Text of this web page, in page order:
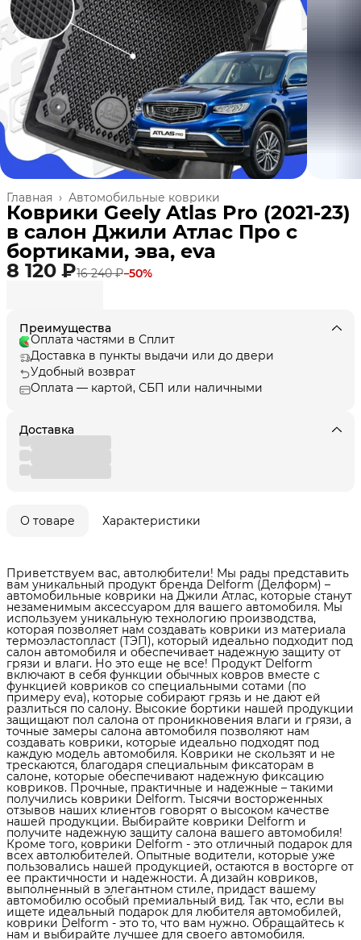
Автомобильные коврики
Главная ›
Коврики Geely Atlas Pro (2021-23)
в салон Джили Атлас Про с
бортиками, эва, eva
8 120 ₽16 240 ₽−50%
Преимущества
Оплата частями в Сплит
Доставка в пункты выдачи или до двери
Удобный возврат
Оплата — картой, СБП или наличными
Доставка
О товаре Характеристики
Приветствуем вас, автолюбители! Мы рады представить
вам уникальный продукт бренда Delform (Делформ) –
автомобильные коврики на Джили Атлас, которые станут
незаменимым аксессуаром для вашего автомобиля. Мы
используем уникальную технологию производства,
которая позволяет нам создавать коврики из материала
термоэластопласт (ТЭП), который идеально подходит под
салон автомобиля и обеспечивает надежную защиту от
грязи и влаги. Но это еще не все! Продукт Delform
включают в себя функции обычных ковров вместе с
функцией ковриков со специальными сотами (по
примеру eva), которые собирают грязь и не дают ей
разлиться по салону. Высокие бортики нашей продукции
защищают пол салона от проникновения влаги и грязи, а
точные замеры салона автомобиля позволяют нам
создавать коврики, которые идеально подходят под
каждую модель автомобиля. Коврики не скользят и не
трескаются, благодаря специальным фиксаторам в
салоне, которые обеспечивают надежную фиксацию
ковриков. Прочные, практичные и надежные – такими
получились коврики Delform. Тысячи восторженных
отзывов наших клиентов говорят о высоком качестве
нашей продукции. Выбирайте коврики Delform и
получите надежную защиту салона вашего автомобиля!
Кроме того, коврики Delform - это отличный подарок для
всех автолюбителей. Опытные водители, которые уже
пользовались нашей продукцией, остаются в восторге от
ее практичности и надежности. А дизайн ковриков,
выполненный в элегантном стиле, придаст вашему
автомобилю особый премиальный вид. Так что, если вы
ищете идеальный подарок для любителя автомобилей,
коврики Delform - это то, что вам нужно. Обращайтесь к
нам и выбирайте лучшее для своего автомобиля.